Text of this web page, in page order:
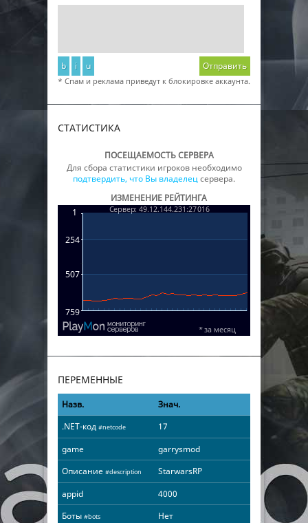
b i u Отправить
* Спам и реклама приведут к блокировке аккаунта.
СТАТИСТИКА
ПОСЕЩАЕМОСТЬ СЕРВЕРА
Для сбора статистики игроков необходимо
подтвердить, что Вы владелецсервера.
ИЗМЕНЕНИЕ РЕЙТИНГА
ПЕРЕМЕННЫЕ
Назв.
Знач.
.NET-код #netcode
17
game
garrysmod
Описание #description
StarwarsRP
appid
4000
Боты #bots
Нет